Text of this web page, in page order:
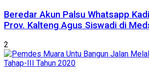
Beredar Akun Palsu Whatsapp
Prov. Kalteng Agus Siswadi di
2